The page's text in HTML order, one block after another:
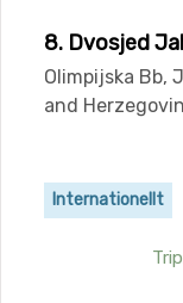
8. Dvosjed
Olimpijska Bb,
and
Internationellt